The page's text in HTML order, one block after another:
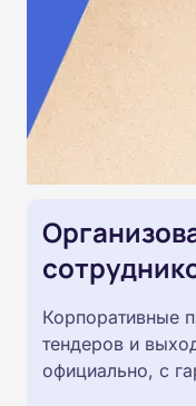
Корпоративные
тендеров и
официально, с